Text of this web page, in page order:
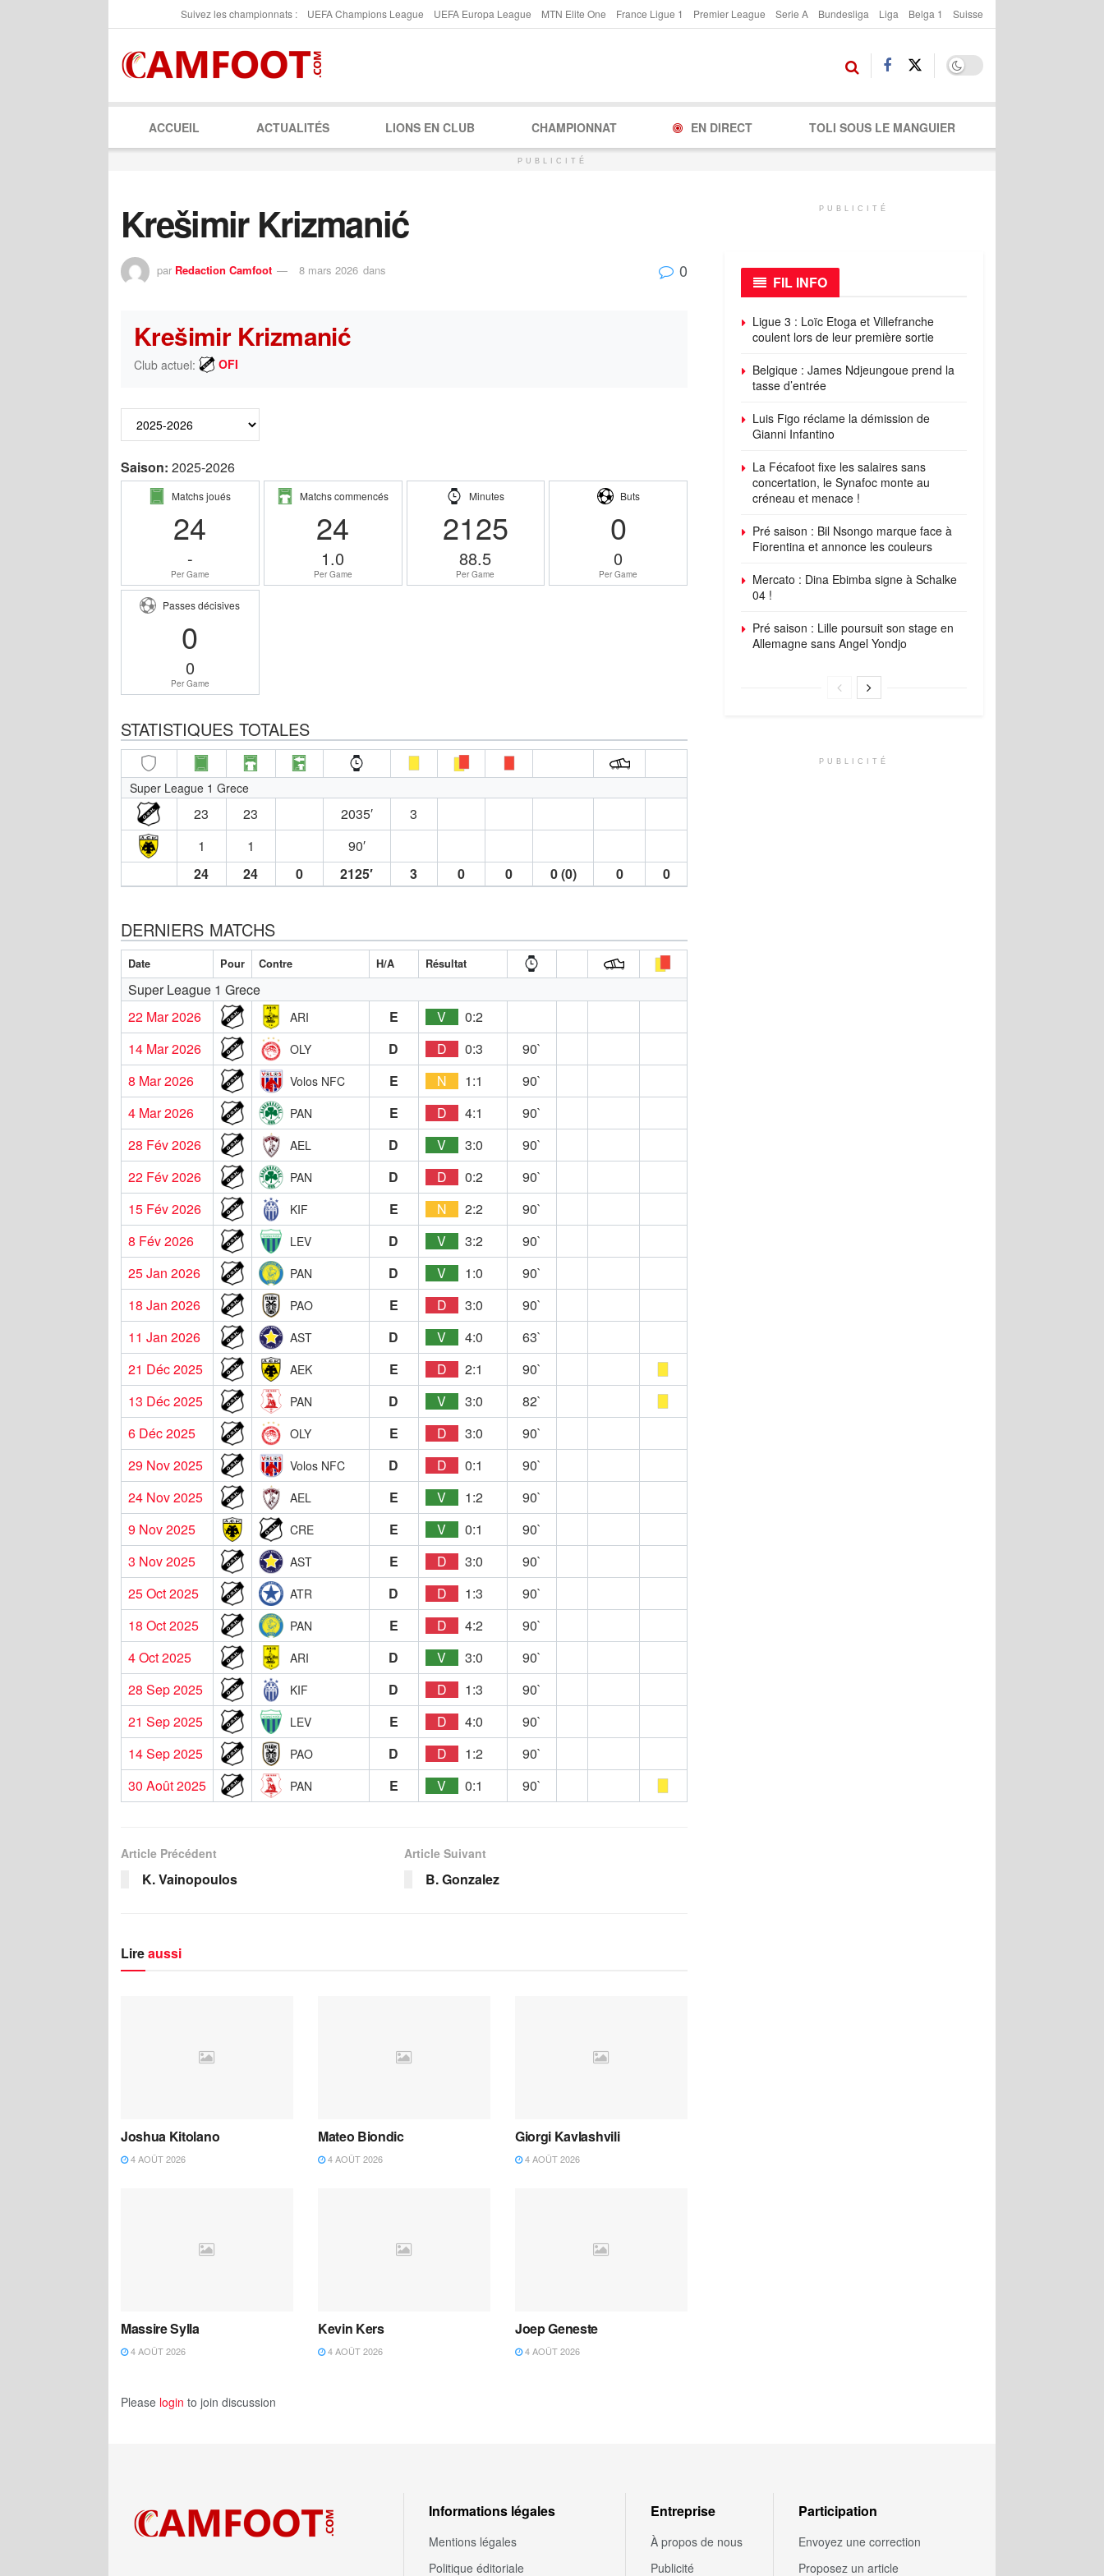
Suivez les championnats : UEFA Champions League UEFA Europa League MTN Elite One France Ligue 1 Premier League Serie A Bundesliga Liga Belga 1 Suisse
ACCUEIL ACTUALITÉS LIONS EN CLUB CHAMPIONNAT EN DIRECT TOLI SOUS LE MANGUIER
PUBLICITÉ
Krešimir Krizmanić
par Redaction Camfoot 8 mars 2026 dans 0
Krešimir Krizmanić
Club actuel: OFI
Saison: 2025-2026
Matchs joués
24
-
Per Game
Matchs commencés
24
1.0
Per Game
Minutes
2125
88.5
Per Game
Buts
0
0
Per Game
Passes décisives
0
0
Per Game
STATISTIQUES TOTALES
Super League 1 Grece
23 23 2035′
3
1
1
90′
24
24 0 2125′ 3 0 0 0 (0) 0 0
DERNIERS MATCHS
Date Pour Contre H/A Résultat
Super League 1 Grece
22 Mar 2026
ARI E V
0:2
14 Mar 2026
OLY D D 0:3
90`
8 Mar 2026
Volos NFC E N 1:1
90`
4 Mar 2026
PAN E D 4:1
90`
28 Fév 2026
AEL D V 3:0
90`
22 Fév 2026
PAN D D 0:2
90`
15 Fév 2026
KIF E N 2:2
90`
8 Fév 2026
LEV D V 3:2
90`
25 Jan 2026
PAN D V 1:0
90`
18 Jan 2026
PAO E D 3:0
90`
11 Jan 2026
AST D V 4:0
63`
21 Déc 2025
AEK E D 2:1
90`
13 Déc 2025
PAN D V 3:0
82`
6 Déc 2025
OLY E D 3:0
90`
29 Nov 2025
Volos NFC D D 0:1
90`
24 Nov 2025
AEL E V 1:2
90`
9 Nov 2025
CRE E V 0:1
90`
3 Nov 2025
AST E D 3:0
90`
25 Oct 2025
ATR D D 1:3
90`
18 Oct 2025
PAN E D 4:2
90`
4 Oct 2025
ARI D V 3:0
90`
28 Sep 2025
KIF D D 1:3
90`
21 Sep 2025
LEV E D 4:0
90`
14 Sep 2025
PAO D D 1:2
90`
30 Août 2025
PAN E V 0:1 90`
Article Précédent
K. Vainopoulos
Article Suivant
B. Gonzalez
Lireaussi
Joshua Kitolano
4 AOÛT 2026
Mateo Biondic
4 AOÛT 2026
Giorgi Kavlashvili
4 AOÛT 2026
Massire Sylla
4 AOÛT 2026
Kevin Kers
4 AOÛT 2026
Joep Geneste
4 AOÛT 2026
Please login to join discussion
PUBLICITÉ
FIL INFO
Ligue 3 : Loïc Etoga et Villefranche
coulent lors de leur première sortie
Belgique : James Ndjeungoue prend la
tasse d’entrée
Luis Figo réclame la démission de
Gianni Infantino
La Fécafoot fixe les salaires sans
concertation, le Synafoc monte au
créneau et menace !
Pré saison : Bil Nsongo marque face à
Fiorentina et annonce les couleurs
Mercato : Dina Ebimba signe à Schalke
04 !
Pré saison : Lille poursuit son stage en
Allemagne sans Angel Yondjo
PUBLICITÉ
Informations légales
Mentions légales
Politique éditoriale
Entreprise
À propos de nous
Publicité
Participation
Envoyez une correction
Proposez un article